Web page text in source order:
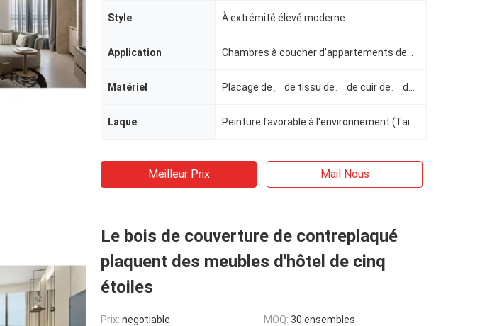
Style À extrémité élevé moderne
Application
Matériel
Laque
Meilleur Prix Mail Nous
Le bois de couverture de contreplaqué
plaquent des meubles d'hôtel de cinq
étoiles
Prix: negotiable MOQ: 30 ensembles